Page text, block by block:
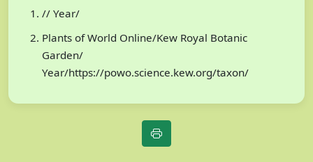
// Year/
Plants of World Online/Kew Royal Botanic
Garden/
Year/https://powo.science.kew.org/taxon/